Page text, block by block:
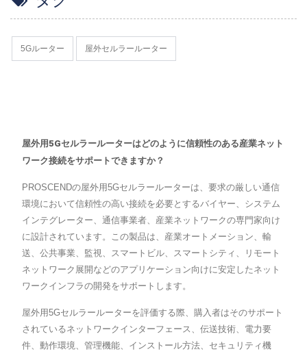
5Gルーター 屋外セルラールーター
屋外用5Gセルラールーターはどのように信頼性のある産業ネット
ワーク接続をサポートできますか？
PROSCENDの屋外用5Gセルラールーターは、要求の厳しい通信
環境において信頼性の高い接続を必要とするバイヤー、システム
インテグレーター、通信事業者、産業ネットワークの専門家向け
に設計されています。この製品は、産業オートメーション、輸
送、公共事業、監視、スマートビル、スマートシティ、リモート
ネットワーク展開などのアプリケーション向けに安定したネット
ワークインフラの開発をサポートします。
屋外用5Gセルラールーターを評価する際、購入者はそのサポート
されているネットワークインターフェース、伝送技術、電力要
件、動作環境、管理機能、インストール方法、セキュリティ機